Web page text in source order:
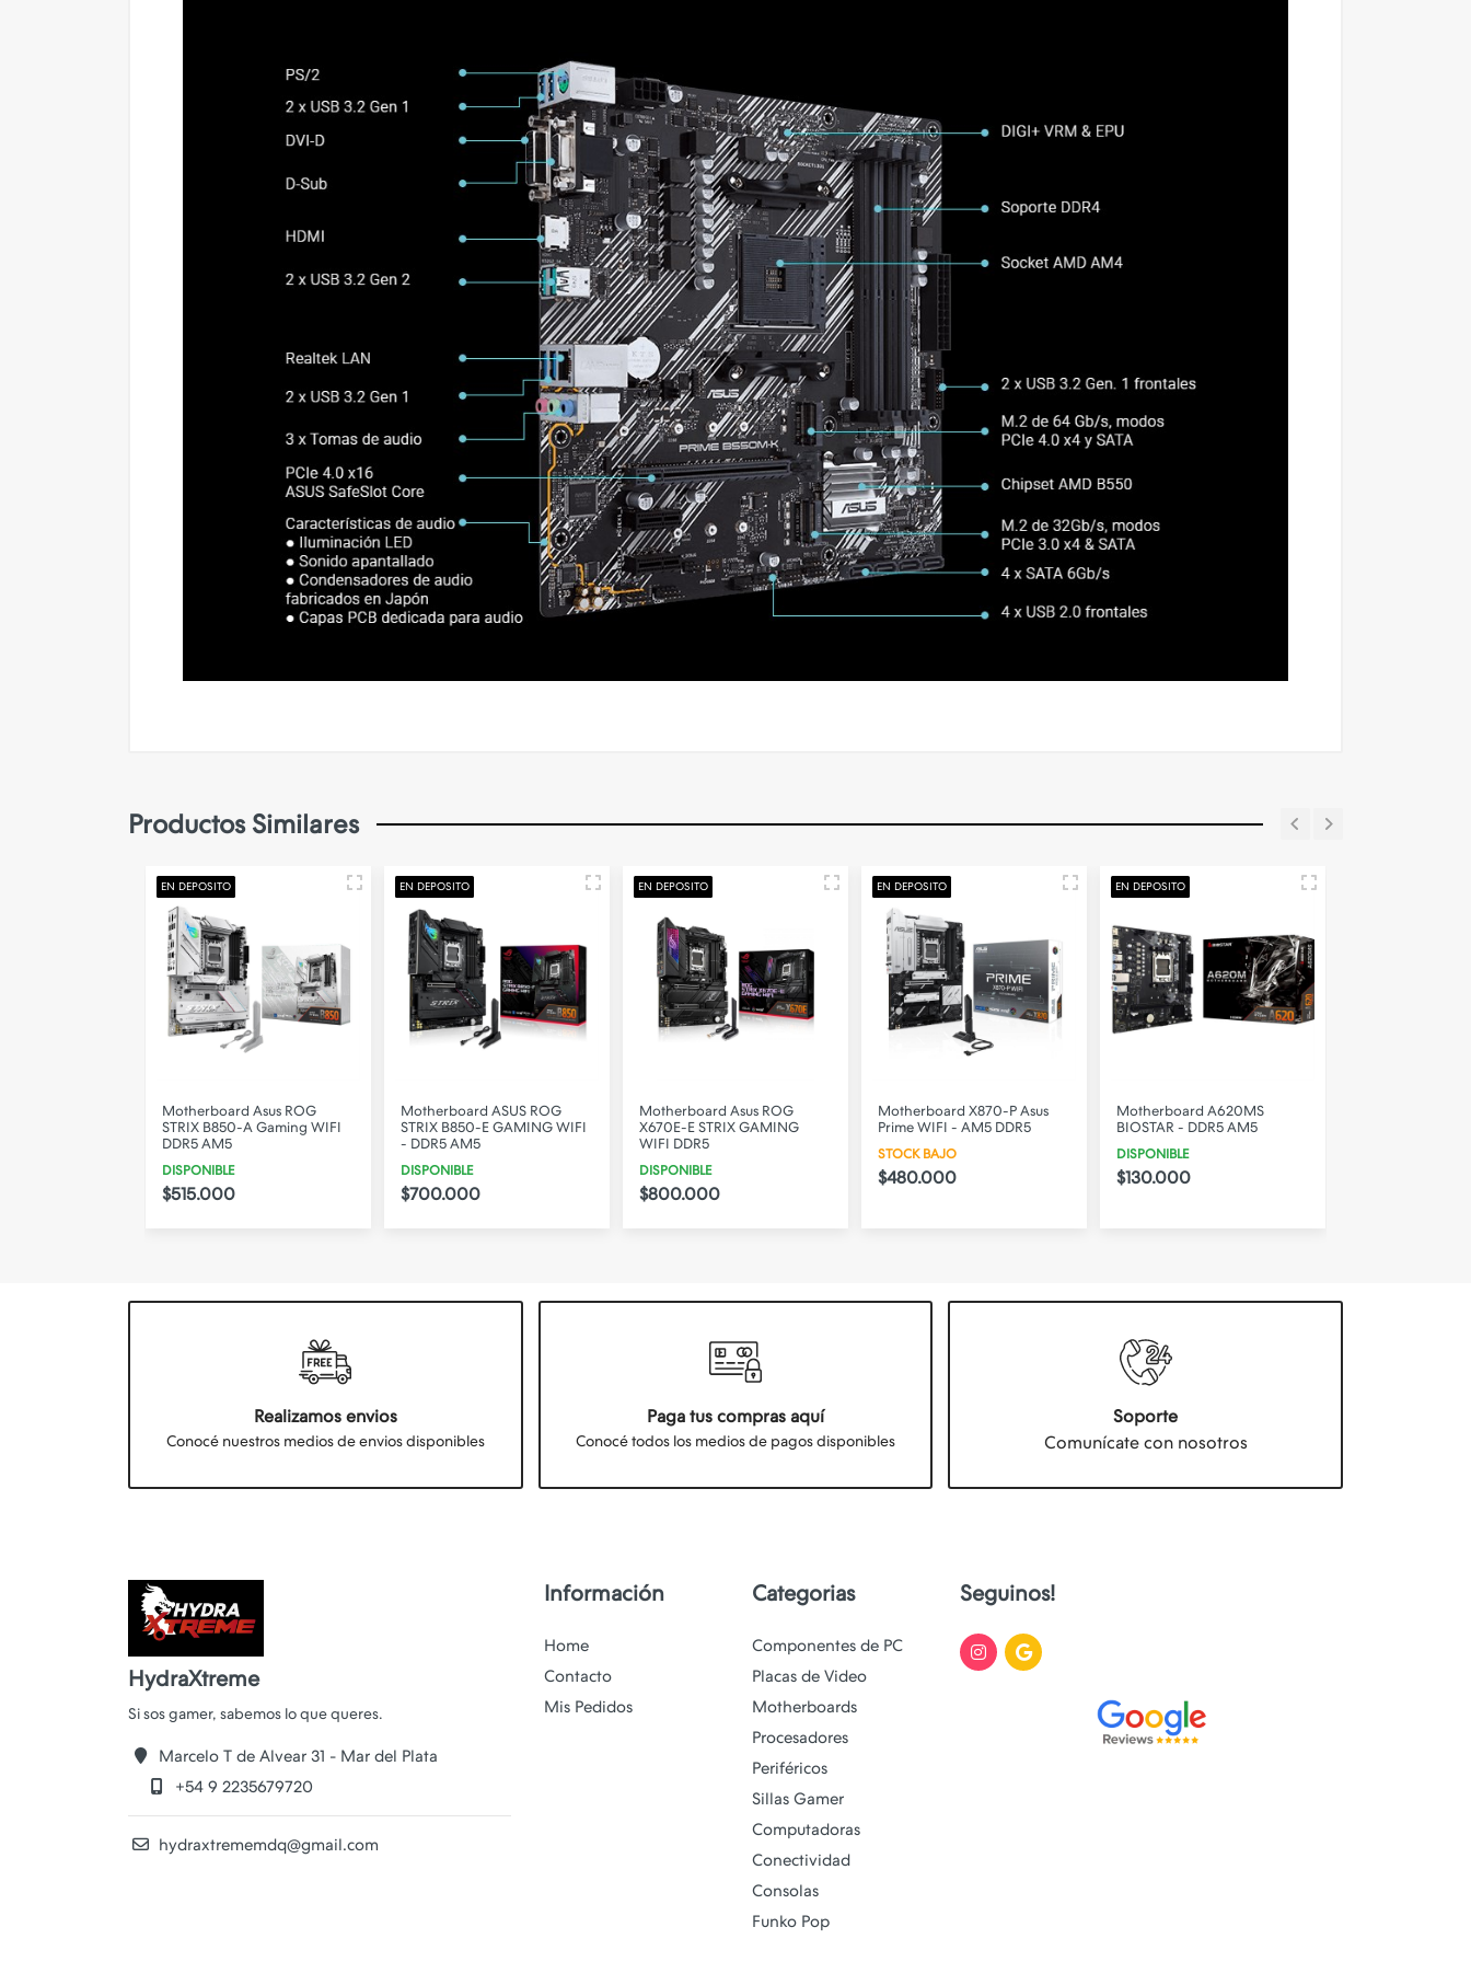
Productos Similares
EN DEPOSITO
Motherboard ASUS ROG
STRIX B850-E GAMING WIFI
- DDR5 AM5
DISPONIBLE
$700.000
EN DEPOSITO
Motherboard Asus ROG
X670E-E STRIX GAMING
WIFI DDR5
DISPONIBLE
$800.000
EN DEPOSITO
Motherboard X870-P Asus
Prime WIFI - AM5 DDR5
$480.000
EN DEPOSITO
Motherboard A620MS
BIOSTAR - DDR5 AM5
DISPONIBLE
$130.000
EXCLUSIVO ONLINE
Motherboard ASUS TUF
GAMING A620AM-PLUS
DISPONIBLE
Realizamos envios
Conocé nuestros medios de envios disponibles
Paga tus compras aquí
Conocé todos los medios de pagos disponibles
Soporte
Comunícate con nosotros
HydraXtreme
Marcelo T de Alvear 31 - Mar del Plata
+54 9 2235679720
hydraxtrememdq@gmail.com
Información
Home
Contacto
Mis Pedidos
Categorias
Componentes de PC
Placas de Video
Motherboards
Procesadores
Periféricos
Sillas Gamer
Computadoras
Conectividad
Consolas
Funko Pop
Seguinos!